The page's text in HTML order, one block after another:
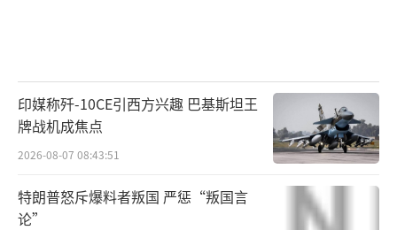
印媒称歼-10CE引西方兴趣 巴基斯坦王
牌战机成焦点
2026-08-07 08:43:51
特朗普怒斥爆料者叛国 严惩“叛国言
论”